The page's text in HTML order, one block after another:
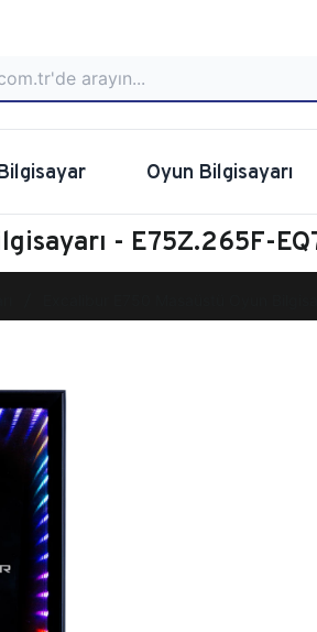
Oyun Bilgisayarı
- E75Z.265F-